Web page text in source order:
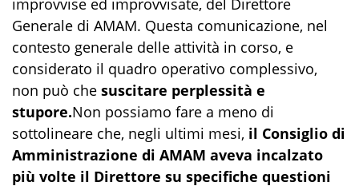
improvvise ed improvvisate, del Direttore
Generale di AMAM. Questa comunicazione, nel
contesto generale delle attività in corso, e
considerato il quadro operativo complessivo,
non può che suscitare perplessità e
stupore.Non possiamo fare a meno di
sottolineare che, negli ultimi mesi, il Consiglio di
Amministrazione di AMAM aveva incalzato
più volte il Direttore su specifiche questioni